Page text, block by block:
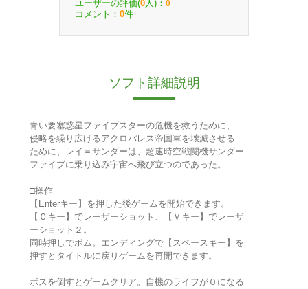
ユーザーの評価(0 人)： 0
コメント： 0件
ソフト詳細説明
青い要塞惑星ファイブスターの危機を救うために、
侵略を繰り広げるアクロパレス帝国軍を壊滅させる
ために、レイ＝サンダーは、超速時空戦闘機サンダー
ファイブに乗り込み宇宙へ飛び立つのであった。
□操作
【Enterキー】を押した後ゲームを開始できます。
【Ｃキー】でレーザーショット、【Ｖキー】でレーザ
ーショット２。
同時押しでボム。エンディングで【スペースキー】を
押すとタイトルに戻りゲームを再開できます。
ボスを倒すとゲームクリア。自機のライフが０になる